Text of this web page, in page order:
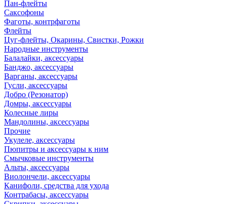
Пан-флейты
Саксофоны
Фаготы, контрфаготы
Флейты
Цуг-флейты, Окарины, Свистки, Рожки
Народные инструменты
Балалайки, аксессуары
Банджо, аксессуары
Варганы, аксессуары
Гусли, аксессуары
Добро (Резонатор)
Домры, аксессуары
Колесные лиры
Мандолины, аксессуары
Прочие
Укулеле, аксессуары
Пюпитры и аксессуары к ним
Смычковые инструменты
Альты, аксессуары
Виолончели, аксессуары
Канифоли, средства для ухода
Контрабасы, аксессуары